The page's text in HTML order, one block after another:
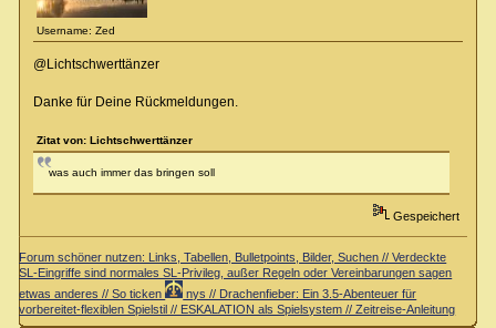
Username: Zed
@Lichtschwerttänzer
Danke für Deine Rückmeldungen.
Zitat von: Lichtschwerttänzer
was auch immer das bringen soll
Gespeichert
Forum schöner nutzen: Links, Tabellen, Bulletpoints, Bilder, Suchen // Verdeckte
SL-Eingriffe sind normales SL-Privileg, außer Regeln oder Vereinbarungen sagen
etwas anderes // So ticken
nys // Drachenfieber: Ein 3.5-Abenteuer für
vorbereitet-flexiblen Spielstil // ESKALATION als Spielsystem // Zeitreise-Anleitung